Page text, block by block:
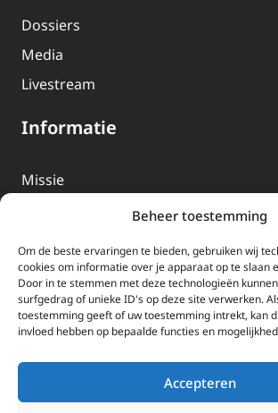
Beheer toestemming
Om de beste ervaringen te bieden, gebruiken wij
cookies om informatie over je apparaat op te slaan
Door in te stemmen met deze technologieën
surfgedrag of unieke ID's op deze site verwerken.
toestemming geeft of uw toestemming intrekt, kan
invloed hebben op bepaalde functies en
Accepteren
Dossiers
Media
Livestream
Informatie
Missie
EWTN-Team
Organisatiegegevens
Doneren
EWTN wordt uitsluitend gefinancierd door
Wij ontvangen bewust geen advertentie-